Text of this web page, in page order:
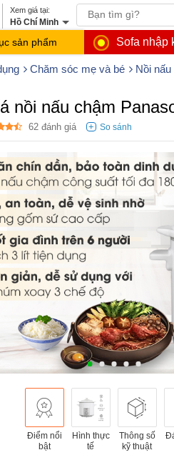
Hồ Chí Minh
sản phẩm Sofa nhập
Chăm sóc mẹ và bé Nồi
nồi nấu chậm
62 đánh giá
Điểm nổi
bật
Hình thực
tế
Thông số
kỹ thuật